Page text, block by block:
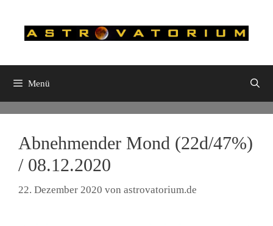
springen
Menü
Abnehmender Mond (22d/47%)
/ 08.12.2020
22. Dezember 2020 von astrovatorium.de